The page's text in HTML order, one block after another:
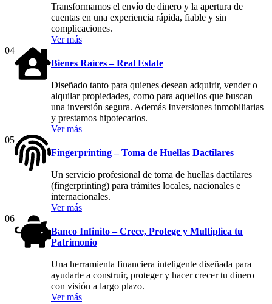
Transformamos el envío de dinero y la apertura de
cuentas en una experiencia rápida, fiable y sin
complicaciones.
Ver más
04
Bienes Raíces – Real Estate
Diseñado tanto para quienes desean adquirir, vender o
alquilar propiedades, como para aquellos que buscan
una inversión segura. Además Inversiones inmobiliarias
y prestamos hipotecarios.
Ver más
05
Fingerprinting – Toma de Huellas Dactilares
Un servicio profesional de toma de huellas dactilares
(fingerprinting) para trámites locales, nacionales e
internacionales.
Ver más
06
Banco Infinito – Crece, Protege y Multiplica tu
Patrimonio
Una herramienta financiera inteligente diseñada para
ayudarte a construir, proteger y hacer crecer tu dinero
con visión a largo plazo.
Ver más